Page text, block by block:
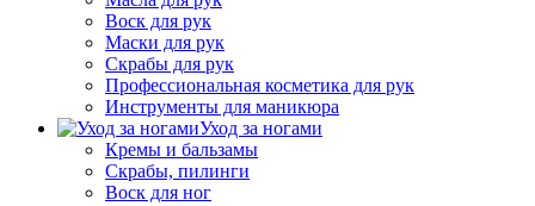
Воск для рук
Маски для рук
Скрабы для рук
Профессиональная косметика для рук
Инструменты для маникюра
Уход за ногами
Кремы и бальзамы
Скрабы, пилинги
Воск для ног